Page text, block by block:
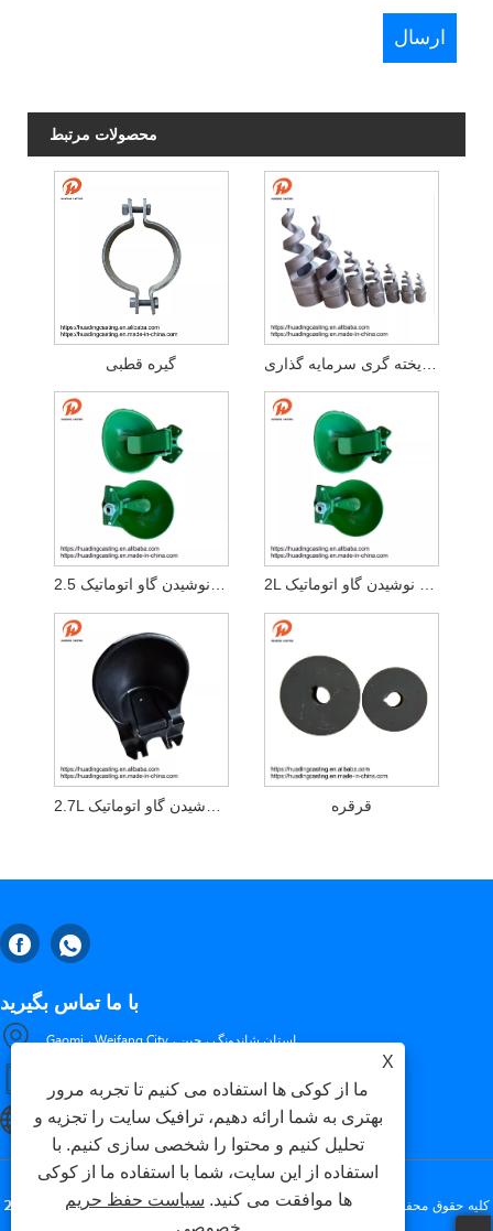
محصولات مرتبط
گیره قطبی
2.5 لیتر کاسه نوشیدن گاو اتوماتیک 2L کاسه نوشیدن گاو اتوماتیک
قرقره
با ما تماس بگیرید
Gaomi ، Weifang City ، استان شاندونگ ، چین
+86-18653276696
luckxing@huadingcasting.com
کپی رایت © 2025 Gaomi Huading Co. Metals Co. ، Ltd. کلیه حقوق محفوظ
X
ما از کوکی ها استفاده می کنیم تا تجربه مرور
بهتری به شما ارائه دهیم، ترافیک سایت را تجزیه و
تحلیل کنیم و محتوا را شخصی سازی کنیم. با
استفاده از این سایت، شما با استفاده ما از کوکی
ها موافقت می کنید. سیاست حفظ حریم
خصوصی